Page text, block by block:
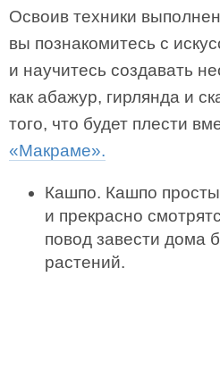
Освоив техники
вы познакомитесь с
и научитесь создавать
как абажур, гирлянда и
того, что будет плести
«Макраме».
Кашпо. Кашпо
и прекрасно
повод завести дома
растений.